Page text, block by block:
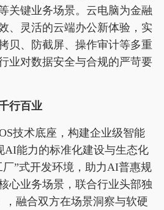
关键业务场景。云电脑为金融
、灵活的云端办公新体验，实
贝、防截屏、操作审计等多重
业对数据安全与合规的严苛要
行百业
技术底座，构建企业级智能
AI能力的标准化建设与生态化
”式开发环境，助力AI普惠规
心业务场景，联合行业头部独
，融合双方在场景洞察与软硬